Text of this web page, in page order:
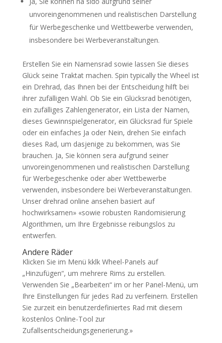
unvoreingenommenen und realistischen Darstellung
für Werbegeschenke und Wettbewerbe verwenden,
insbesondere bei Werbeveranstaltungen.
Erstellen Sie ein Namensrad sowie lassen Sie dieses
Glück seine Traktat machen. Spin typically the Wheel ist
ein Drehrad, das Ihnen bei der Entscheidung hilft bei
ihrer zufälligen Wahl. Ob Sie ein Glücksrad benötigen,
ein zufälliges Zahlengenerator, ein Lista der Namen,
dieses Gewinnspielgenerator, ein Glücksrad für Spiele
oder ein einfaches Ja oder Nein, drehen Sie einfach
dieses Rad, um dasjenige zu bekommen, was Sie
brauchen. Ja, Sie können sera aufgrund seiner
unvoreingenommenen und realistischen Darstellung
für Werbegeschenke oder aber Wettbewerbe
verwenden, insbesondere bei Werbeveranstaltungen.
Unser drehrad online ansehen basiert auf
hochwirksamen» «sowie robusten Randomisierung
Algorithmen, um Ihre Ergebnisse reibungslos zu
entwerfen.
Andere Räder
Klicken Sie im Menü kklk Wheel-Panels auf
„Hinzufügen“, um mehrere Rims zu erstellen.
Verwenden Sie „Bearbeiten“ im or her Panel-Menü, um
Ihre Einstellungen für jedes Rad zu verfeinern. Erstellen
Sie zurzeit ein benutzerdefiniertes Rad mit diesem
kostenlos Online-Tool zur
Zufallsentscheidungsgenerierung.»